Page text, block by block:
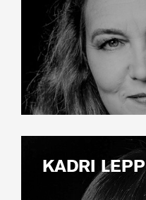
KADRI LEPP